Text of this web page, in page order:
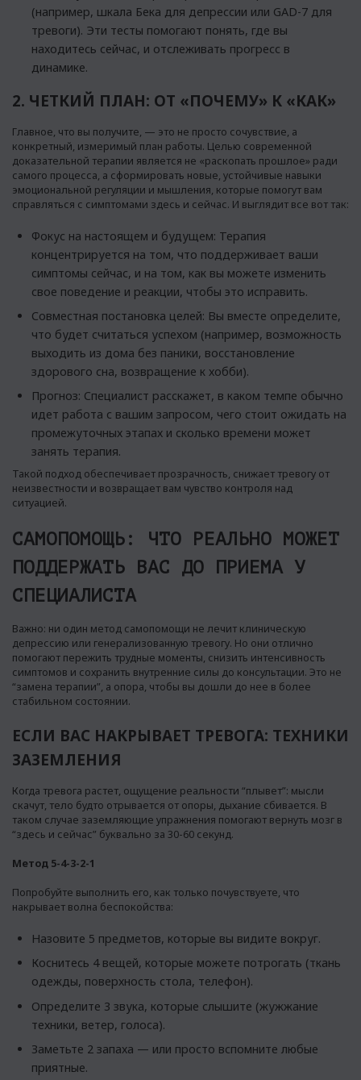
(например, шкала Бека для депрессии или GAD-7 для
тревоги). Эти тесты помогают понять, где вы
находитесь сейчас, и отслеживать прогресс в
динамике.
2. ЧЕТКИЙ ПЛАН: ОТ «ПОЧЕМУ» К «КАК»
Главное, что вы получите, — это не просто сочувствие, а
конкретный, измеримый план работы. Целью современной
доказательной терапии является не «раскопать прошлое» ради
самого процесса, а сформировать новые, устойчивые навыки
эмоциональной регуляции и мышления, которые помогут вам
справляться с симптомами здесь и сейчас. И выглядит все вот так:
Фокус на настоящем и будущем: Терапия
концентрируется на том, что поддерживает ваши
симптомы сейчас, и на том, как вы можете изменить
свое поведение и реакции, чтобы это исправить.
Совместная постановка целей: Вы вместе определите,
что будет считаться успехом (например, возможность
выходить из дома без паники, восстановление
здорового сна, возвращение к хобби).
Прогноз: Специалист расскажет, в каком темпе обычно
идет работа с вашим запросом, чего стоит ожидать на
промежуточных этапах и сколько времени может
занять терапия.
Такой подход обеспечивает прозрачность, снижает тревогу от
неизвестности и возвращает вам чувство контроля над
ситуацией.
САМОПОМОЩЬ: ЧТО РЕАЛЬНО МОЖЕТ
ПОДДЕРЖАТЬ ВАС ДО ПРИЕМА У
СПЕЦИАЛИСТА
Важно: ни один метод самопомощи не лечит клиническую
депрессию или генерализованную тревогу. Но они отлично
помогают пережить трудные моменты, снизить интенсивность
симптомов и сохранить внутренние силы до консультации. Это не
“замена терапии”, а опора, чтобы вы дошли до нее в более
стабильном состоянии.
ЕСЛИ ВАС НАКРЫВАЕТ ТРЕВОГА: ТЕХНИКИ
ЗАЗЕМЛЕНИЯ
Когда тревога растет, ощущение реальности “плывет”: мысли
скачут, тело будто отрывается от опоры, дыхание сбивается. В
таком случае заземляющие упражнения помогают вернуть мозг в
“здесь и сейчас” буквально за 30-60 секунд.
Метод 5-4-3-2-1
Попробуйте выполнить его, как только почувствуете, что
накрывает волна беспокойства:
Назовите 5 предметов, которые вы видите вокруг.
Коснитесь 4 вещей, которые можете потрогать (ткань
одежды, поверхность стола, телефон).
Определите 3 звука, которые слышите (жужжание
техники, ветер, голоса).
Заметьте 2 запаха — или просто вспомните любые
приятные.